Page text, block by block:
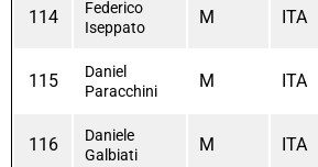
114
Federico
Iseppato
M ITA
115
Daniel
Paracchini
M ITA
116
Daniele
Galbiati
M ITA